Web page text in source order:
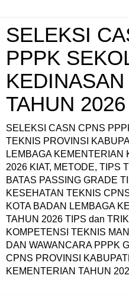
SELEKSI
PPPK
TAHUN 2026
SELEKSI CASN CPNS
TEKNIS PROVINSI
LEMBAGA KEMENTERIAN
2026 KIAT, METODE, TIPS
BATAS PASSING GRADE
KESEHATAN TEKNIS
KOTA BADAN LEMBAGA
TAHUN 2026 TIPS dan
KOMPETENSI TEKNIS
DAN WAWANCARA PPPK
CPNS PROVINSI
KEMENTERIAN TAHUN